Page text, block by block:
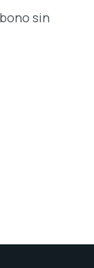
sin